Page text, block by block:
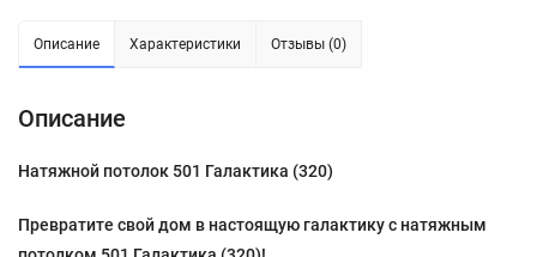
Описание Характеристики Отзывы (0)
Описание
Натяжной потолок 501 Галактика (320)
Превратите свой дом в настоящую галактику с натяжным